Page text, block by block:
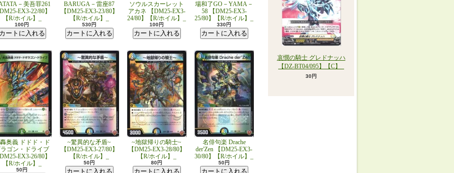
－美吾罪261
EX3-22/80】
【R/ホイル】_
100円
BARUGA－雷座87
【DM25-EX3-23/80】
【R/ホイル】_
530円
ソウルスカーレット
アカネ 【DM25-EX3-
24/80】【R/ホイル】_
100円
場和了GO－YAMA－
58 【DM25-EX3-
25/80】【R/ホイル】_
330円
奥義 ドドド・ド
ゴン・ドライブ
EX3-26/80】
【R/ホイル】_
50円
~驚異的な矛盾~
【DM25-EX3-27/80】
【R/ホイル】_
50円
~地獄帰りの騎士~
【DM25-EX3-28/80】
【R/ホイル】_
80円
名俳句楽 Drache
der'Zen 【DM25-EX3-
30/80】【R/ホイル】_
50円
哀憫の騎士 グレドナッハ
【DZ-BT04/095】【C】_
30円